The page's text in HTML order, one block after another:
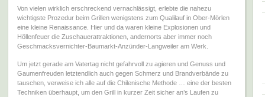
Von vielen wirklich erschreckend vernachlässigt, erlebte die nahezu
wichtigste Prozedur beim Grillen wenigstens zum Qualilauf in Ober-Mörlen
eine kleine Renaissance. Hier und da waren kleine Explosionen und
Höllenfeuer die Zuschauerattraktionen, andernorts aber immer noch
Geschmacksvernichter-Baumarkt-Anzünder-Langweiler am Werk.
Um jetzt gerade am Vatertag nicht gefahrvoll zu agieren und Genuss und
Gaumenfreuden letztendlich auch gegen Schmerz und Brandverbände zu
tauschen, verweise ich alle auf die Chilenische Methode … eine der besten
Techniken überhaupt, um den Grill in kurzer Zeit sicher an’s Laufen zu